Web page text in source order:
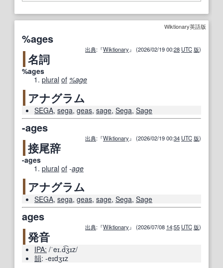
Wiktionary英語版
%ages
出典:『Wiktionary』 (2026/02/19 00:28 UTC 版)
名詞
%ages
plural of %age
アナグラム
SEGA, sega, geas, sage, Sega, Sage
-ages
出典:『Wiktionary』 (2026/02/19 00:34 UTC 版)
接尾辞
-ages
plural of -age
アナグラム
SEGA, sega, geas, sage, Sega, Sage
ages
出典:『Wiktionary』 (2026/07/08 14:55 UTC 版)
発音
IPA: /ˈeɪ.d͡ʒɪz/
韻: -eɪdʒɪz